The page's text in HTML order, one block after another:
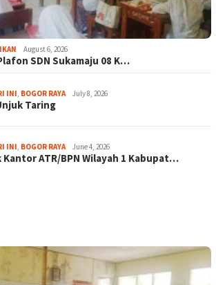
August 6, 2026
SDN Sukamaju 08 K…
INI, BOGOR RAYA July 8, 2026
Taring
INI, BOGOR RAYA June 4, 2026
Kantor ATR/BPN Wilayah 1 Kabupat…